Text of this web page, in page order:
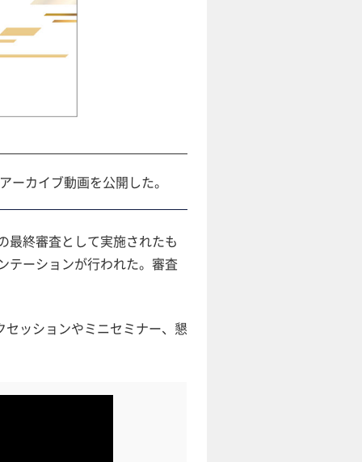
カイブ動画を公開した。
最終審査として実施されたも
テーションが行われた。審査
ッションやミニセミナー、懇